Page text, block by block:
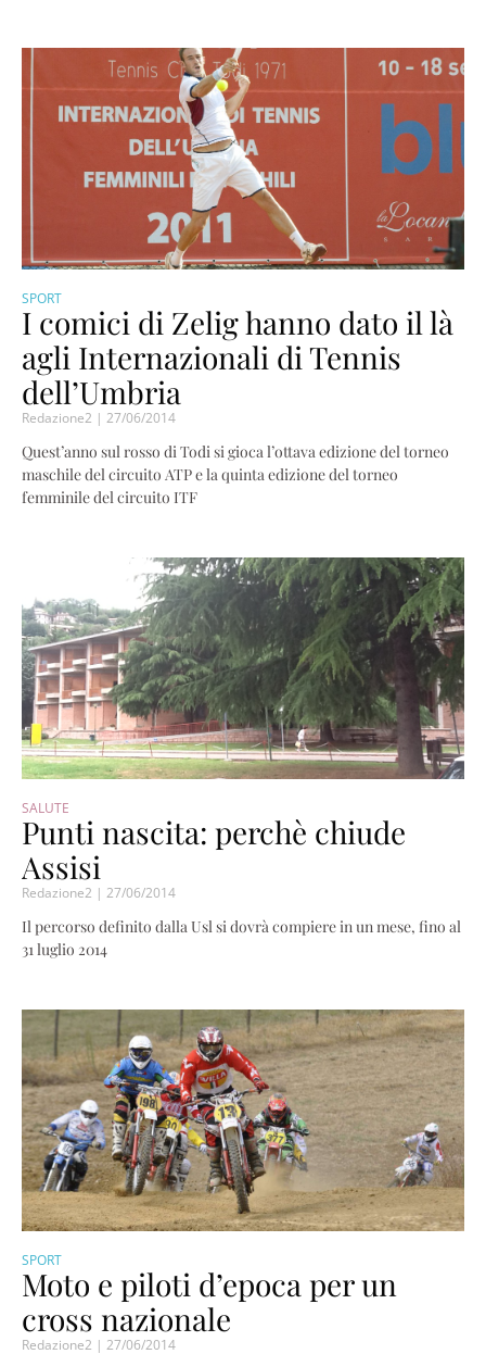
SPORT
I comici di Zelig hanno dato il là
agli Internazionali di Tennis
dell’Umbria
Redazione2 27/06/2014
Quest’anno sul rosso di Todi si gioca l’ottava edizione del torneo
maschile del circuito ATP e la quinta edizione del torneo
femminile del circuito ITF
SALUTE
Punti nascita: perchè chiude
Assisi
Redazione2 27/06/2014
Il percorso definito dalla Usl si dovrà compiere in un mese, fino al
31 luglio 2014
SPORT
Moto e piloti d’epoca per un
cross nazionale
Redazione2 27/06/2014